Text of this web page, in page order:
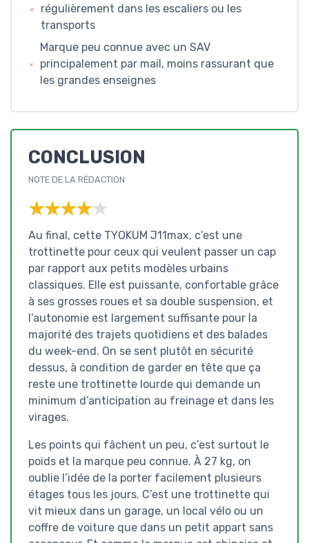
régulièrement dans les escaliers ou les
transports
Marque peu connue avec un SAV
principalement par mail, moins rassurant que
les grandes enseignes
CONCLUSION
NOTE DE LA RÉDACTION
★★★★★
★★★★★
Au final, cette TYOKUM J11max, c’est une
trottinette pour ceux qui veulent passer un cap
par rapport aux petits modèles urbains
classiques. Elle est puissante, confortable grâce
à ses grosses roues et sa double suspension, et
l’autonomie est largement suffisante pour la
majorité des trajets quotidiens et des balades
du week-end. On se sent plutôt en sécurité
dessus, à condition de garder en tête que ça
reste une trottinette lourde qui demande un
minimum d’anticipation au freinage et dans les
virages.
Les points qui fâchent un peu, c’est surtout le
poids et la marque peu connue. À 27 kg, on
oublie l’idée de la porter facilement plusieurs
étages tous les jours. C’est une trottinette qui
vit mieux dans un garage, un local vélo ou un
coffre de voiture que dans un petit appart sans